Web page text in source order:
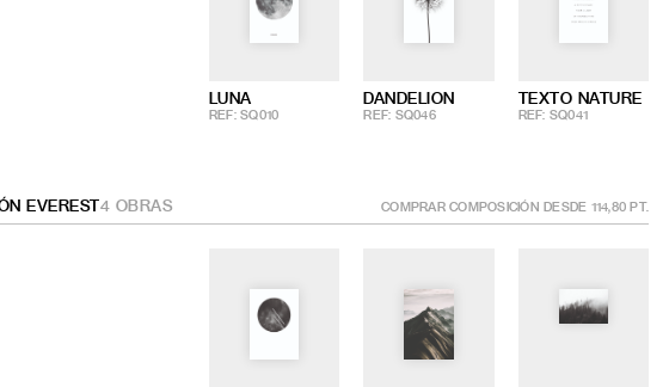
LUNA
REF: SQ010
DANDELION
REF: SQ046
TEXTO NATURE
REF: SQ041
EVEREST4 OBRAS COMPRAR COMPOSICIÓN DESDE 114,80 PT.